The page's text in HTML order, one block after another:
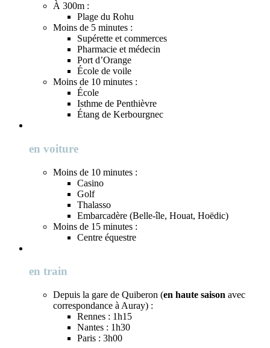
À 300m :
Plage du Rohu
Moins de 5 minutes :
Supérette et commerces
Pharmacie et médecin
Port d’Orange
École de voile
Moins de 10 minutes :
École
Isthme de Penthièvre
Étang de Kerbourgnec
en voiture
Moins de 10 minutes :
Casino
Golf
Thalasso
Embarcadère (Belle-île, Houat, Hoëdic)
Moins de 15 minutes :
Centre équestre
en train
Depuis la gare de Quiberon (en haute saison avec
correspondance à Auray) :
Rennes : 1h15
Nantes : 1h30
Paris : 3h00